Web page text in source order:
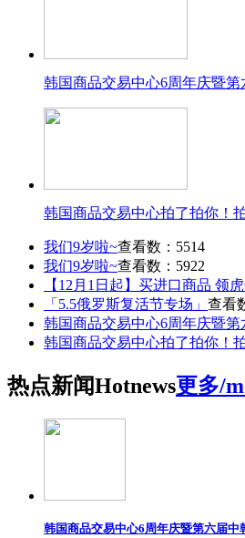
韩国商品交易中心6周年庆暨第
韩国商品交易中心拍了拍你！
我们9岁啦~查看数：5514
我们9岁啦~查看数：5922
【12月1日起】买进口商品 领
「5.5俄罗斯复活节专场」 查看
韩国商品交易中心6周年庆暨第
韩国商品交易中心拍了拍你！
热点新闻Hotnews更多/
韩国商品交易中心6周年庆暨第六届中